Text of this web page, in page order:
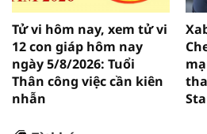
Tử vi hôm nay, xem tử vi
12 con giáp hôm nay
ngày 5/8/2026: Tuổi
Thân công việc cần kiên
nhẫn